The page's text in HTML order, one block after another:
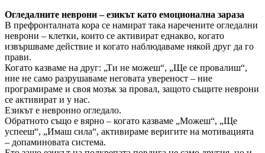
Огледалните неврони – езикът като емоционална зараза
В префронталната кора се намират така наречените огледални
неврони – клетки, които се активират еднакво, когато
извършваме действие и когато наблюдаваме някой друг да го
прави.
Когато казваме на друг: „Ти не можеш“, „Ще се провалиш“,
ние не само разрушаваме неговата увереност – ние
програмираме и своя мозък за провал, защото същите неврони
се активират и у нас.
Езикът е невронно огледало.
Обратното също е вярно – когато казваме „Можеш“, „Ще
успееш“, „Имаш сила“, активираме веригите на мотивацията
– допаминовата система.